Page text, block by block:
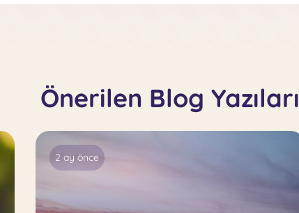
Önerilen Blog Yazıları
2 ay önce